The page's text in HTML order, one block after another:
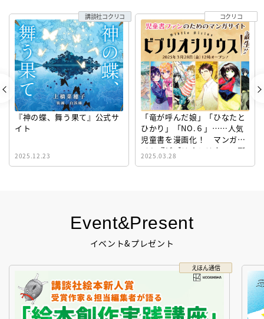
Event&Present
イベント&プレゼント
えほん通信
『神の蝶、舞う果て』公式サ
イト
2025.12.23
講談社コクリコ
「竜が呼んだ娘」「ひなたと
ひかり」「NO.６」……人気
児童書を漫画化！ マンガサ
イト『ビブリオシリウス』誕
生！
2025.03.28
コクリコ